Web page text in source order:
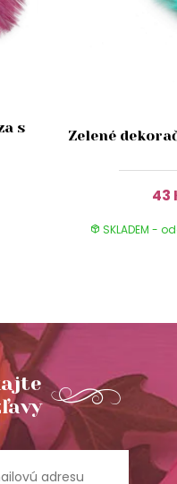
s
Zelené
43
SKLADEM -